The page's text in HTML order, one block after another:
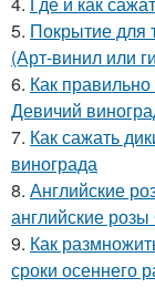
5. Покрытие для
(Арт-винил или
6. Как
Девичий
7. Как сажать
винограда
8. Английские
английские
9. Как
сроки осеннего